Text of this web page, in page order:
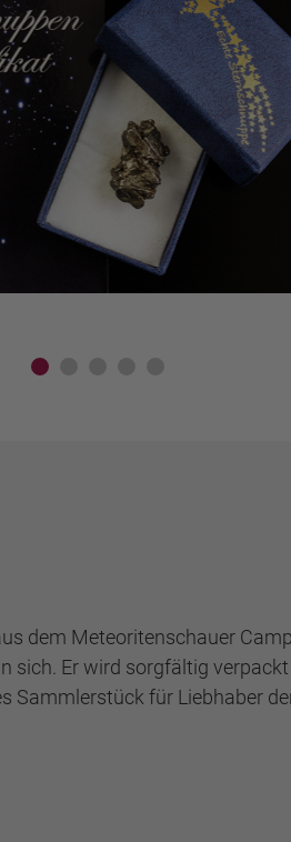
dem Meteoritenschauer
sich. Er wird sorgfältig
Sammlerstück für Liebhaber